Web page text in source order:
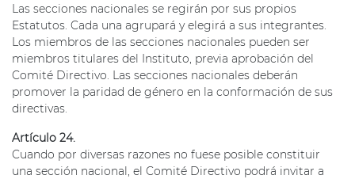
Las secciones nacionales se regirán por sus propios
Estatutos. Cada una agrupará y elegirá a sus integrantes.
Los miembros de las secciones nacionales pueden ser
miembros titulares del Instituto, previa aprobación del
Comité Directivo. Las secciones nacionales deberán
promover la paridad de género en la conformación de sus
directivas.
Artículo 24.
Cuando por diversas razones no fuese posible constituir
una sección nacional, el Comité Directivo podrá invitar a